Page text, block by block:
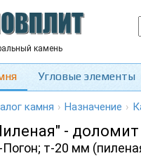
камень
Угловые элементы
камня › Назначение ›
-
т-20 мм